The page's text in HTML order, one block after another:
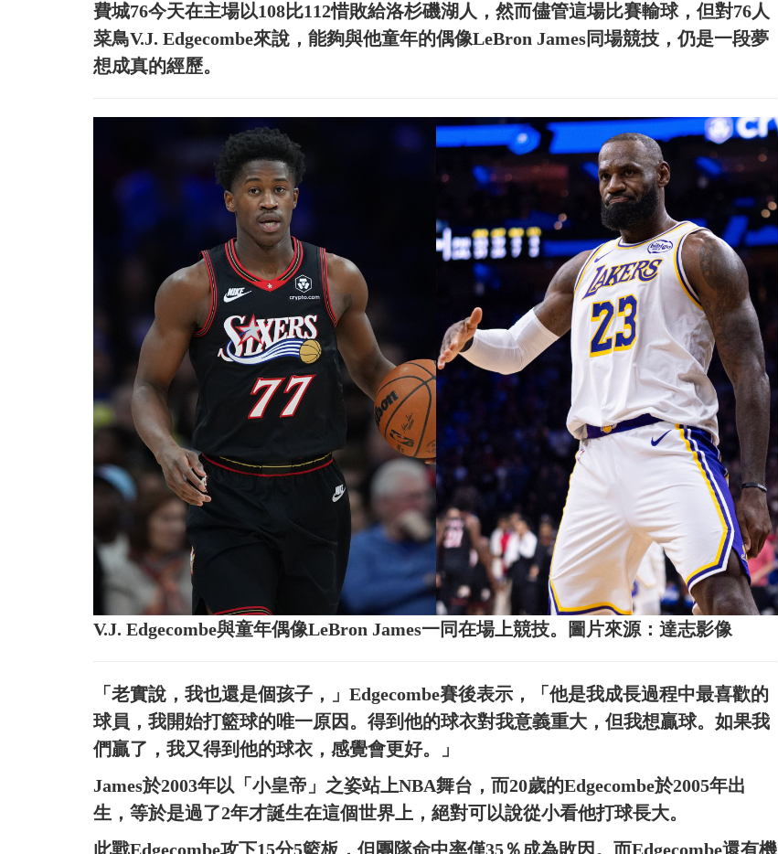
費城76今天在主場以108比112惜敗給洛杉磯湖人，然而儘管這場比賽輸球，但對76人
菜鳥V.J. Edgecombe來說，能夠與他童年的偶像LeBron James同場競技，仍是一段夢
想成真的經歷。
V.J. Edgecombe與童年偶像LeBron James一同在場上競技。圖片來源：達志影像
「老實說，我也還是個孩子，」Edgecombe賽後表示，「他是我成長過程中最喜歡的
球員，我開始打籃球的唯一原因。得到他的球衣對我意義重大，但我想贏球。如果我
們贏了，我又得到他的球衣，感覺會更好。」
James於2003年以「小皇帝」之姿站上NBA舞台，而20歲的Edgecombe於2005年出
生，等於是過了2年才誕生在這個世界上，絕對可以說從小看他打球長大。
此戰Edgecombe攻下15分5籃板，但團隊命中率僅35％成為敗因。而Edgecombe還有機